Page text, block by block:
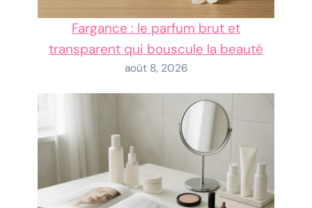
Fargance : le parfum brut et
transparent qui bouscule la beauté
août 8, 2026